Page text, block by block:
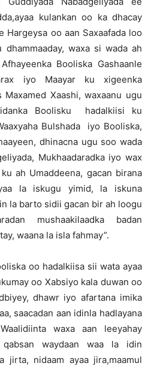
kulankan oo ka dhacay
Hargeysa oo aan Saxaafada loo
waxa si wada ah
Booliska Gashaanle
iyo Maayar ku xigeenka
Maxamed Xaashi, waxaanu ugu
Boolisku hadalkiisi ku
Bulshada iyo Booliska,
dhinacna ugu soo wada
Mukhaadaradka iyo wax
ah Umaddeena, gacan birana
la iskugu yimid, la iskuna
la barto sidii gacan bir ah loogu
mushaakilaadka badan
waana la isla fahmay”.
oo hadalkiisa sii wata ayaa
oo Xabsiyo kala duwan oo
dhawr iyo afartana imika
saacadan aan idinla hadlayana
waxa aan leeyahay
waydaan waa la idin
jirta, nidaam ayaa jira,maamul